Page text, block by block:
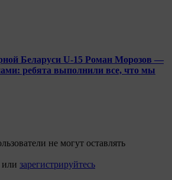
Беларуси U-15 Роман Морозов —
ребята выполнили все, что мы
не могут оставлять
или зарегистрируйтесь